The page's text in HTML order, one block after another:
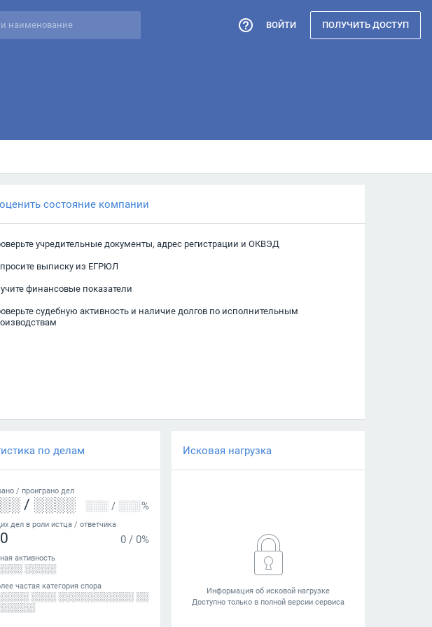
ВОЙТИ ПОЛУЧИТЬ ДОСТУП
состояние компании
учредительные документы, адрес регистрации и ОКВЭД
выписку из ЕГРЮЛ
финансовые показатели
судебную активность и наличие долгов по исполнительным
по делам
/ проиграно дел
/ ░░░░ ░░░ / ░░░%
дел в роли истца / ответчика
0 0 / 0%
активность
░░░░░
частая категория спора
░░░░ ░░░░░░░░░░░░ ░░
Исковая нагрузка